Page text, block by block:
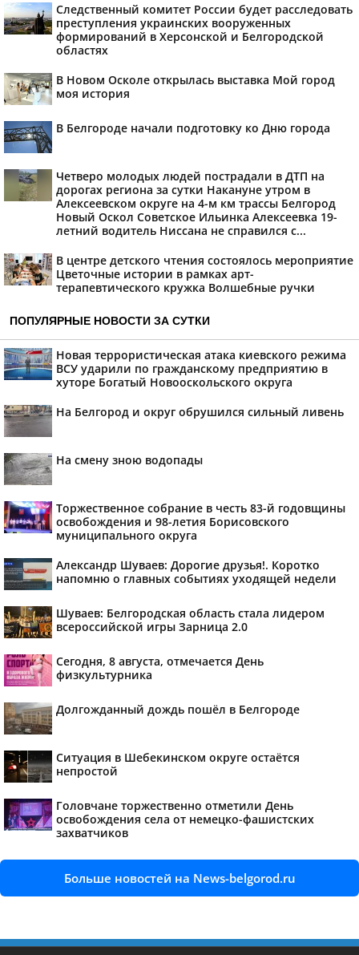
Следственный комитет России будет расследовать
преступления украинских вооруженных
формирований в Херсонской и Белгородской
областях
В Новом Осколе открылась выставка Мой город
моя история
В Белгороде начали подготовку ко Дню города
Четверо молодых людей пострадали в ДТП на
дорогах региона за сутки Накануне утром в
Алексеевском округе на 4-м км трассы Белгород
Новый Оскол Советское Ильинка Алексеевка 19-
летний водитель Ниссана не справился с...
В центре детского чтения состоялось мероприятие
Цветочные истории в рамках арт-
терапевтического кружка Волшебные ручки
ПОПУЛЯРНЫЕ НОВОСТИ ЗА СУТКИ
Новая террористическая атака киевского режима
ВСУ ударили по гражданскому предприятию в
хуторе Богатый Новооскольского округа
На Белгород и округ обрушился сильный ливень
На смену зною водопады
Торжественное собрание в честь 83-й годовщины
освобождения и 98-летия Борисовского
муниципального округа
Александр Шуваев: Дорогие друзья!. Коротко
напомню о главных событиях уходящей недели
Шуваев: Белгородская область стала лидером
всероссийской игры Зарница 2.0
Сегодня, 8 августа, отмечается День
физкультурника
Долгожданный дождь пошёл в Белгороде
Ситуация в Шебекинском округе остаётся
непростой
Головчане торжественно отметили День
освобождения села от немецко-фашистских
захватчиков
Больше новостей на News-belgorod.ru